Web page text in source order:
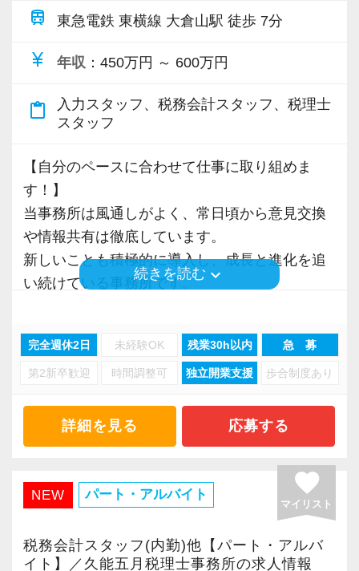
安心してください。
■未経験から税理士事務所へ転職を検討している
https://www.docswell.com/s/6513522481/ZN19XR-
【現役スタッフの声】
百貨店の美容部員から未経験で入社しました。
新しいことにチャレンジしてみたい、税金の知
識を身につけたいという思いから会計業界に飛
当社を選んだのはHPが充実していたから。
HPからとても楽しそうな会社の雰囲気が伝わっ
会計業界の堅いイメージとは違いとても明る
く、未経験からでも『成長』と『チャレンジ』
できる環境があったので入社を決めました。
入社してから思ったのは“日々勉強”だということ
先日は税務調査に立ち会い、調査のポイントを
ができます。
インターン終了後は新卒採用の道も用意してい
り】
社会保険等の一般的な福利厚生の他に、各種手
当も充実。
税務能力検定等の資格検定に合格するともらえ
る「合格手当」など、当社ならではの制度を設
けているので、ぜひ活用してください。
【成長のための5つのこだわりを大事にしていま
仕事をする上では5つのこだわり「クイックレス
ポンス・プラス思考・有言実行・他責禁止・気
配り」を掲げ、一人ひとりが実行しています。
より多くの「ありがとう」と笑顔をいただき続
けるために「情熱家であれ！」がモットーで
す。
スキルと経験に合わせてキャリアを重ねつつ、
部下のマネジメントも少しずつお任せして自信
を持っていけるよう私たちもバックアップしま
最初は自信が無くても意欲があれば大丈夫で
一緒に事務所を盛り立てていただける方をお待
ちしています！
【こんな方を求めています】
・情熱を持って仕事ができ、途中で諦めない人
・責任感を持って仕事に取り組める人
【ITシステム完備で効率よく業務をこなせま
IT化が非常に進んでいるのも当社の特徴。
代表が作業環境にも気を配っており、デュアル
入力もAI-OCRを使用して、業務効率化とペーパ
ーレス化を進めています。kintoneや
LINEWORKS、クラウドサインなどを活用して
いるので効率よくストレスフリーに業務をこな
の？」と自ら声をかけて、一緒に問題解決に乗
頑張れば頑張った分だけ評価されるため、希望
すればリーダーや管理職のようなポジションへ
税務の知識やスキルだけではない「人に信頼さ
れるマネジメント力」を身に付けたい方は、ぜ
ひ当社の横浜オフィスで一緒に働きましょう！
【ご紹介が多い安定企業でお客様から一番に信
頼される税務のプロを目指せます】
お客様から「こうしたい」という理想をいただ
きく力を発揮できる存在でありたいと考えてい
ます。ご紹介案件が7割を超えているのも、そう
いった私たちの姿勢がお客様から評価されてい
るからだと自負しています。
今後もお客様に満足していただけるようにスキ
ルの向上を目指し、税務のプロとして高い信頼
学校に通いながら資格取得にも挑戦できます。
とも連携をとっていますので、幅広いスキルア
事務所研修として外部機関の様々な研修にも出
席してもらっていますので、良い刺激にもなり
【すべての税務に関与できる環境で、会計事務
所経験者を募集します】
入社後は、経験豊富な先輩と一緒に、あなたの
スキルに合わせた仕事と経験を積んでくださ
い。
携わることも可能です。
ぜひ当事務所で一緒にやっていきましょう。
ご応募、心よりお待ちしております！
train 東急電鉄 東横線 大倉山駅 徒歩 7分
currency_yen 年収 ：450万円 ～ 600万円
content_paste
入力スタッフ、税務会計スタッフ、税理士
スタッフ
【自分のペースに合わせて仕事に取り組めま
す！】
当事務所は風通しがよく、常日頃から意見交換
や情報共有は徹底しています。
新しいことも積極的に導入し、成長と進化を追
い続けている事務所です。
当事務所は、あなたの成長を全力でサポートし
ます。
【質の高いサービスの提供と組織体制強化のた
め、新メンバーを募集します！】
神奈川県を中心に幅広い分野にわたって、質の
高いサービス提供を行っています。
この質の高いサービスにより、クライアントか
らの高い信頼を得ています。
当事務所と一緒にお客様の繁栄と発展のために
続きを読む keyboard_arrow_down
完全週休2日 未経験OK 残業30h以内 急 募
第2新卒歓迎 時間調整可 独立開業支援 歩合制度あり
詳細を見る 応募する
NEW パート・アルバイト favorite
マイリスト
税務会計スタッフ(内勤)他【パート・アルバ
イト】／久能五月税理士事務所の求人情報